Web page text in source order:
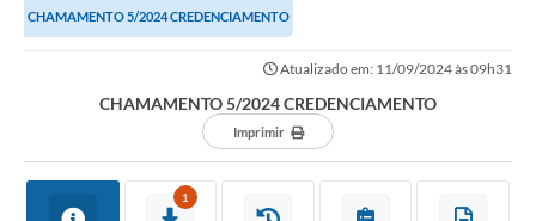
CHAMAMENTO 5/2024 CREDENCIAMENTO
Atualizado em: 11/09/2024 às 09h31
CHAMAMENTO 5/2024 CREDENCIAMENTO
Imprimir
1